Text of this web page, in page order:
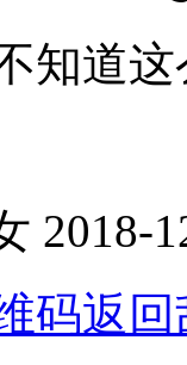
知道
2018-
码返回